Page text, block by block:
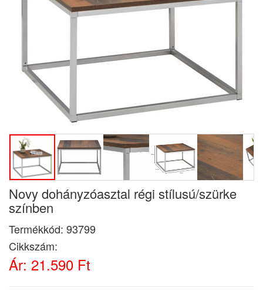
Novy dohányzóasztal régi stílusú/szürke
színben
Termékkód: 93799
Cikkszám:
Ár: 21.590 Ft